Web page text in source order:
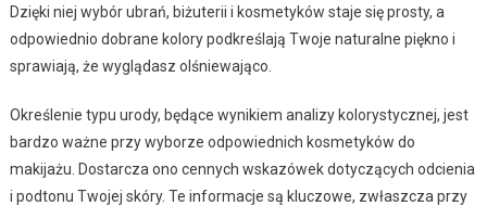
Dzięki niej wybór ubrań, biżuterii i kosmetyków staje się prosty, a
odpowiednio dobrane kolory podkreślają Twoje naturalne piękno i
sprawiają, że wyglądasz olśniewająco.
Określenie typu urody, będące wynikiem analizy kolorystycznej, jest
bardzo ważne przy wyborze odpowiednich kosmetyków do
makijażu. Dostarcza ono cennych wskazówek dotyczących odcienia
i podtonu Twojej skóry. Te informacje są kluczowe, zwłaszcza przy